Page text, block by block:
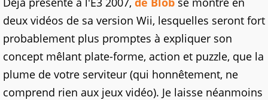
deux vidéos de sa version Wii, lesquelles seront fort
probablement plus promptes à expliquer son
concept mêlant plate-forme, action et puzzle, que la
plume de votre serviteur (qui honnêtement, ne
comprend rien aux jeux vidéo). Je laisse néanmoins